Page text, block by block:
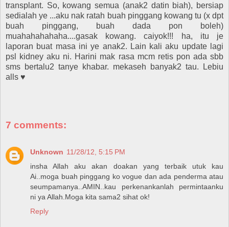
transplant. So, kowang semua (anak2 datin biah), bersiap
sedialah ye ...aku nak ratah buah pinggang kowang tu (x dpt
buah pinggang, buah dada pon boleh)
muahahahahaha....gasak kowang. caiyok!!! ha, itu je
laporan buat masa ini ye anak2. Lain kali aku update lagi
psl kidney aku ni. Harini mak rasa mcm retis pon ada sbb
sms bertalu2 tanye khabar. mekaseh banyak2 tau. Lebiu
alls ♥
7 comments:
Unknown 11/28/12, 5:15 PM
insha Allah aku akan doakan yang terbaik utuk kau
Ai..moga buah pinggang ko vogue dan ada penderma atau
seumpamanya..AMIN..kau perkenankanlah permintaanku
ni ya Allah.Moga kita sama2 sihat ok!
Reply